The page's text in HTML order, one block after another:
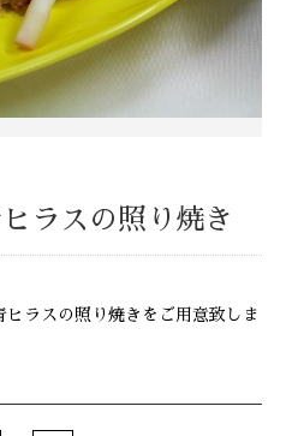
ラスの照り焼き
ラスの照り焼きをご用意致しま